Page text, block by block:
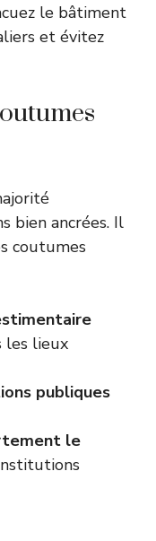
le bâtiment
et évitez
bien ancrées. Il
coutumes
les lieux
publiques
le